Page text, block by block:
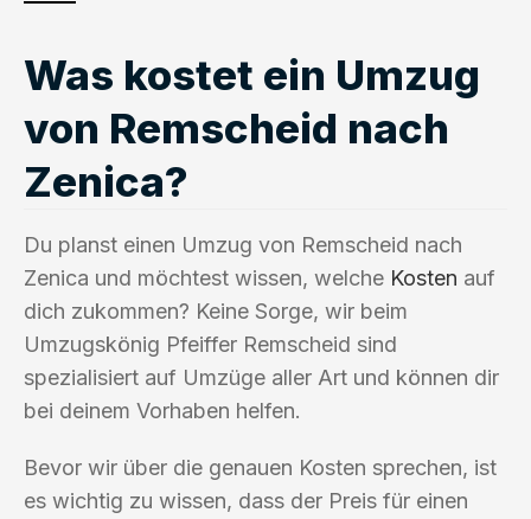
Was kostet ein Umzug
von Remscheid nach
Zenica?
Du planst einen Umzug von Remscheid nach
Zenica und möchtest wissen, welche Kosten auf
dich zukommen? Keine Sorge, wir beim
Umzugskönig Pfeiffer Remscheid sind
spezialisiert auf Umzüge aller Art und können dir
bei deinem Vorhaben helfen.
Bevor wir über die genauen Kosten sprechen, ist
es wichtig zu wissen, dass der Preis für einen